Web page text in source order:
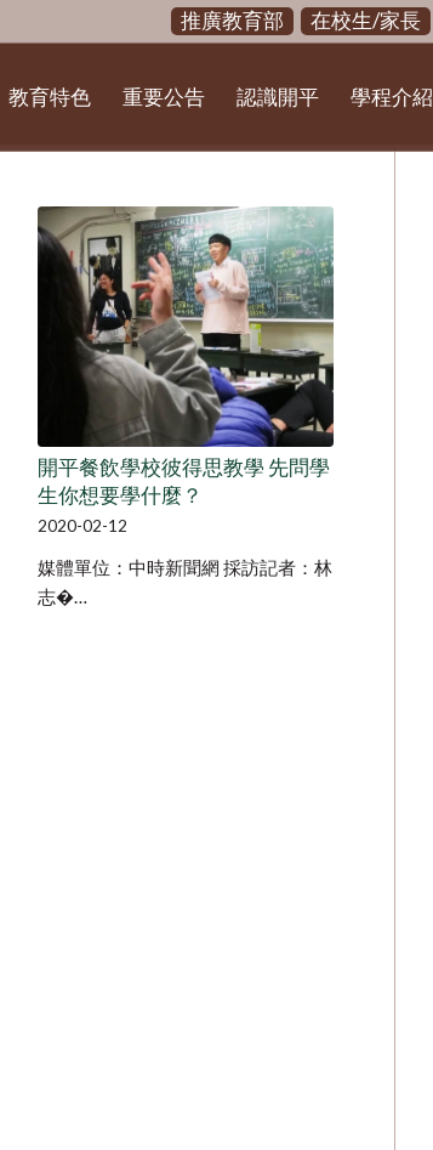
推廣教育部 在校生/家長
教育特色 重要公告 認識開平 學程介紹
開平餐飲學校彼得思教學 先問學
生你想要學什麼？
2020-02-12
媒體單位：中時新聞網 採訪記者：林
志�…